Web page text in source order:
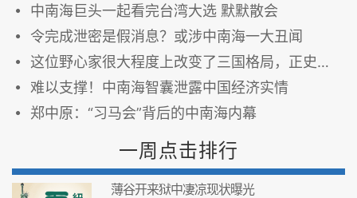
中南海巨头一起看完台湾大选 默默散会
令完成泄密是假消息？或涉中南海一大丑闻
这位野心家很大程度上改变了三国格局，正史却为何忽视他？
难以支撑！中南海智囊泄露中国经济实情
郑中原：“习马会”背后的中南海内幕
一周点击排行
薄谷开来狱中凄凉现状曝光